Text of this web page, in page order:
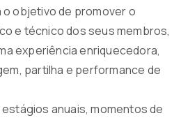
objetivo de promover o
e técnico dos seus membros,
experiência enriquecedora,
partilha e performance de
anuais, momentos de